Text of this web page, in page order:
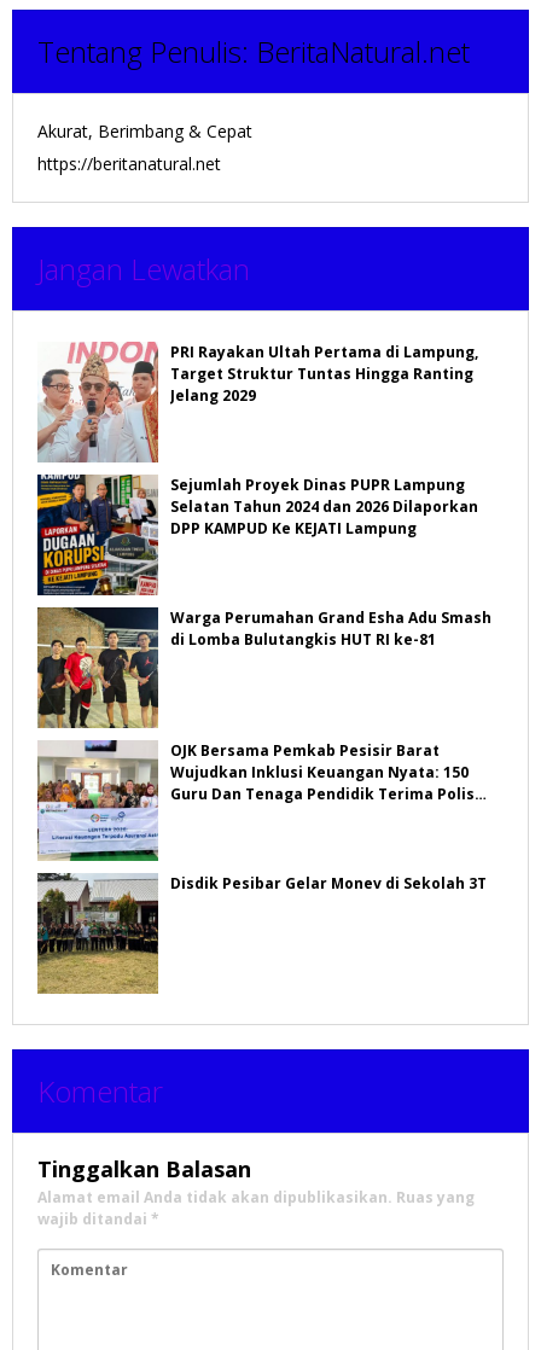
Tentang Penulis: BeritaNatural.net
Akurat, Berimbang & Cepat
https://beritanatural.net
Jangan Lewatkan
PRI Rayakan Ultah Pertama di Lampung,
Target Struktur Tuntas Hingga Ranting
Jelang 2029
Sejumlah Proyek Dinas PUPR Lampung
Selatan Tahun 2024 dan 2026 Dilaporkan
DPP KAMPUD Ke KEJATI Lampung
Warga Perumahan Grand Esha Adu Smash
di Lomba Bulutangkis HUT RI ke-81
OJK Bersama Pemkab Pesisir Barat
Wujudkan Inklusi Keuangan Nyata: 150
Guru Dan Tenaga Pendidik Terima Polis
Disdik Pesibar Gelar Monev di Sekolah 3T
Komentar
Tinggalkan Balasan
Alamat email Anda tidak akan dipublikasikan. Ruas yang
wajib ditandai *